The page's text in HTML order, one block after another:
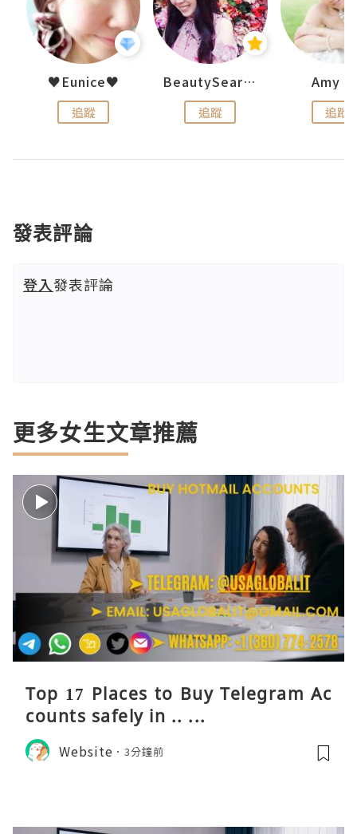
♥Eunice♥
追蹤
BeautySearch
追蹤
Amy
追蹤
發表評論
登入發表評論
更多女生文章推薦
Top 17 Places to Buy Telegram Ac
counts safely in .. ...
Website 3分鐘前